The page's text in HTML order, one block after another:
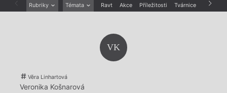
Rubriky Témata Ravt Akce Příležitosti Tvárnice Archiv
Výroční ceny
VK
Věra Linhartová
Veronika Košnarová